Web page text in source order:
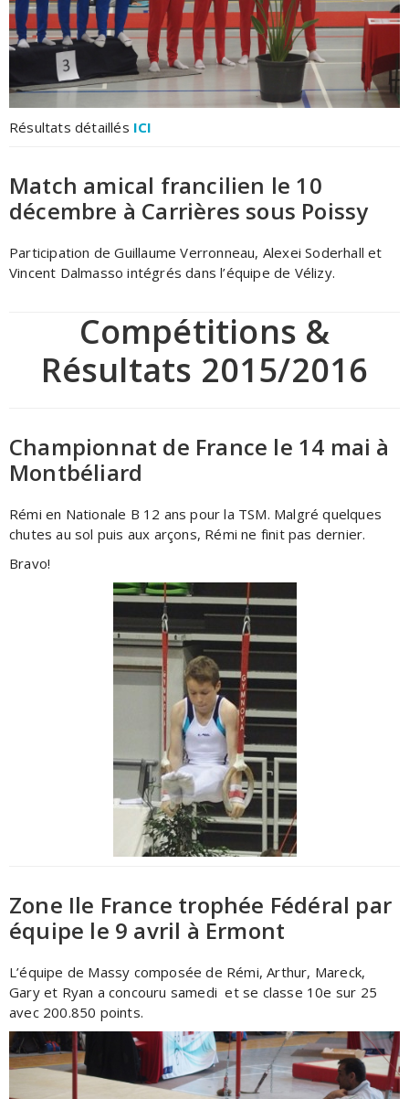
Résultats détaillés ICI
Match amical francilien le 10
décembre à Carrières sous Poissy
Participation de Guillaume Verronneau, Alexei Soderhall et
Vincent Dalmasso intégrés dans l’équipe de Vélizy.
Compétitions &
Résultats 2015/2016
Championnat de France le 14 mai à
Montbéliard
Rémi en Nationale B 12 ans pour la TSM. Malgré quelques
chutes au sol puis aux arçons, Rémi ne finit pas dernier.
Bravo!
Zone Ile France trophée Fédéral par
équipe le 9 avril à Ermont
L’équipe de Massy composée de Rémi, Arthur, Mareck,
Gary et Ryan a concouru samedi et se classe 10e sur 25
avec 200.850 points.